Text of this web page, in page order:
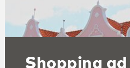
Shopping